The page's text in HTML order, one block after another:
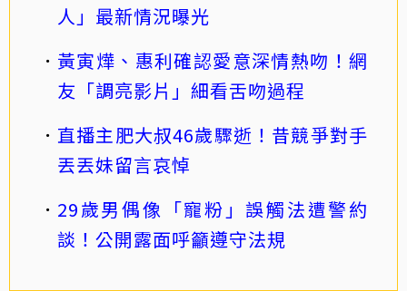
人」最新情況曝光
黃寅燁、惠利確認愛意深情熱吻！網
友「調亮影片」細看舌吻過程
直播主肥大叔46歲驟逝！昔競爭對手
丟丟妹留言哀悼
29歲男偶像「寵粉」誤觸法遭警約
談！公開露面呼籲遵守法規